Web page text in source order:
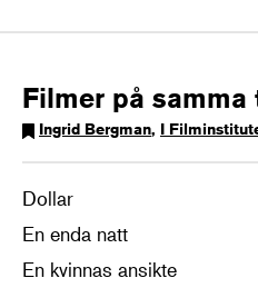
Filmer på samma
Ingrid Bergman, I
Dollar
En enda natt
En kvinnas ansikte